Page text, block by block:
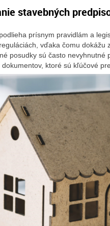
stavebných
prísnym pravidlám a
vďaka čomu
posudky sú často
ktoré sú kľúčové